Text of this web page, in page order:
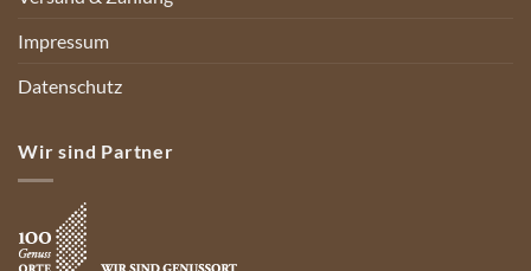
Impressum
Datenschutz
Wir sind Partner